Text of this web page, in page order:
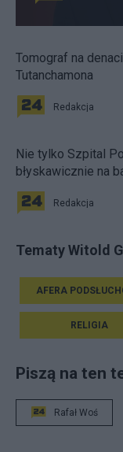
Tomograf na
Tutanchamona
Redakcja
Nie tylko Szpital
błyskawicznie na
Redakcja
Tematy Witold
AFERA
RELIGIA
Piszą na ten
Rafał Woś